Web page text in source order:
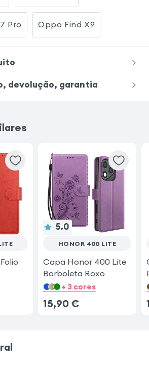
Pro Oppo Find X9
devolução, garantia
5.0
HONOR 400 LITE
Capa Honor 400 Lite
Borboleta Roxo
+ 3 cores
15,90 €